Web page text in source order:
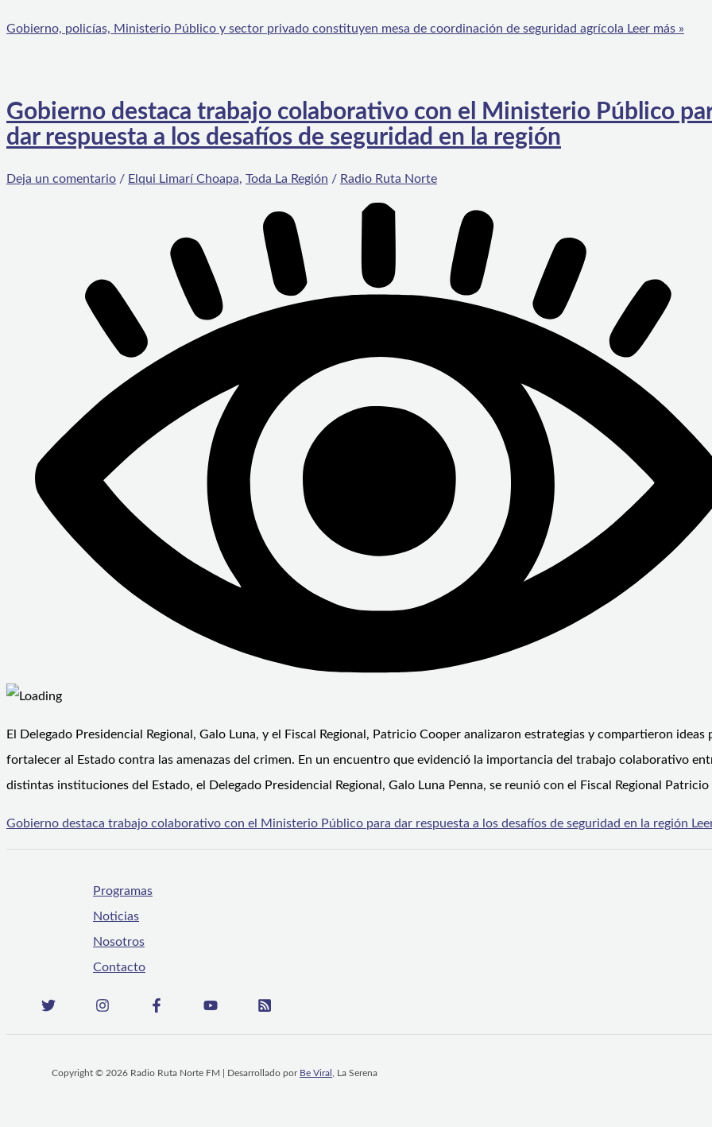
Gobierno, policías, Ministerio Público y sector privado constituyen mesa de coordinación de seguridad agrícola Leer más »
Gobierno destaca trabajo colaborativo con el Ministerio Público
dar respuesta a los desafíos de seguridad en la región
Deja un comentario / Elqui Limarí Choapa, Toda La Región / Radio Ruta Norte
El Delegado Presidencial Regional, Galo Luna, y el Fiscal Regional, Patricio Cooper analizaron estrategias y compartieron ideas
fortalecer al Estado contra las amenazas del crimen. En un encuentro que evidenció la importancia del trabajo colaborativo
distintas instituciones del Estado, el Delegado Presidencial Regional, Galo Luna Penna, se reunió con el Fiscal Regional Patricio
Gobierno destaca trabajo colaborativo con el Ministerio Público para dar respuesta a los desafíos de seguridad en la región
Programas
Noticias
Nosotros
Contacto
Copyright © 2026 Radio Ruta Norte FM | Desarrollado por Be Viral , La Serena